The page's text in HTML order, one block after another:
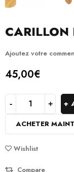
Ajoutez votre
45,00€
ACHETER
Wishlist
Compare